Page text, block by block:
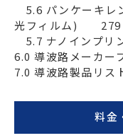
5.6 パンケーキレ
光フィルム)　　279
5.7 ナノインプリ
6.0 導波路メーカー
7.0 導波路製品リス
料金